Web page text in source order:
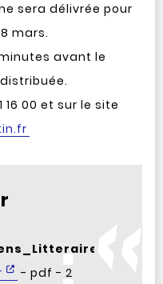
sera délivrée pour
mars.
avant le
16 00 et sur le site
- pdf - 2